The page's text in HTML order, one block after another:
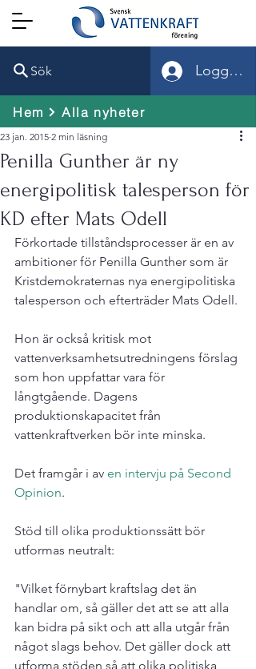
Sök Logga in
Hem Alla nyheter
Penilla Gunther är ny
energipolitisk talesperson för
KD efter Mats Odell
23 jan. 2015 2 min läsning
Förkortade tillståndsprocesser är en av
ambitioner för Penilla Gunther som är
Kristdemokraternas nya energipolitiska
talesperson och efterträder Mats Odell.
Hon är också kritisk mot
vattenverksamhetsutredningens förslag
som hon uppfattar vara för
långtgående. Dagens
produktionskapacitet från
vattenkraftverken bör inte minska.
Det framgår i av en intervju på Second
Opinion.
Stöd till olika produktionssätt bör
utformas neutralt:
"Vilket förnybart kraftslag det än
handlar om, så gäller det att se att alla
kan bidra på sikt och att alla utgår från
något slags behov. Det gäller dock att
utforma stöden så att olika politiska